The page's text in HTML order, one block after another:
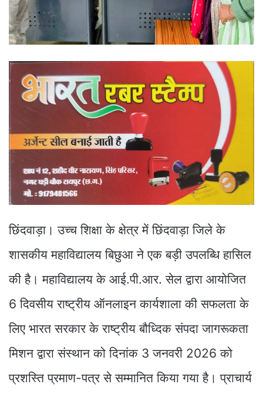
छिंदवाड़ा। उच्च शिक्षा के क्षेत्र में छिंदवाड़ा जिले के
शासकीय महाविद्यालय बिछुआ ने एक बड़ी उपलब्धि हासिल
की है। महाविद्यालय के आई.पी.आर. सेल द्वारा आयोजित
6 दिवसीय राष्ट्रीय ऑनलाइन कार्यशाला की सफलता के
लिए भारत सरकार के राष्ट्रीय बौध्दिक संपदा जागरूकता
मिशन द्वारा संस्थान को दिनांक 3 जनवरी 2026 को
प्रशस्ति प्रमाण-पत्र से सम्मानित किया गया है। प्राचार्य